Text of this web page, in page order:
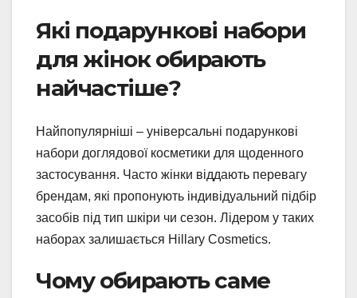
Які подарункові набори
для жінок обирають
найчастіше?
Найпопулярніші – універсальні подарункові
набори доглядової косметики для щоденного
застосування. Часто жінки віддають перевагу
брендам, які пропонують індивідуальний підбір
засобів під тип шкіри чи сезон. Лідером у таких
наборах залишається Hillary Cosmetics.
Чому обирають саме